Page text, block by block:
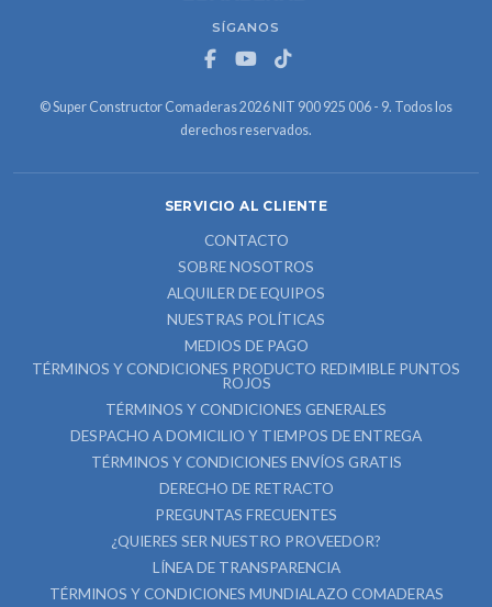
SÍGANOS
© Super Constructor Comaderas 2026 NIT 900 925 006 - 9. Todos los
derechos reservados.
SERVICIO AL CLIENTE
CONTACTO
SOBRE NOSOTROS
ALQUILER DE EQUIPOS
NUESTRAS POLÍTICAS
MEDIOS DE PAGO
TÉRMINOS Y CONDICIONES PRODUCTO REDIMIBLE PUNTOS
ROJOS
TÉRMINOS Y CONDICIONES GENERALES
DESPACHO A DOMICILIO Y TIEMPOS DE ENTREGA
TÉRMINOS Y CONDICIONES ENVÍOS GRATIS
DERECHO DE RETRACTO
PREGUNTAS FRECUENTES
¿QUIERES SER NUESTRO PROVEEDOR?
LÍNEA DE TRANSPARENCIA
TÉRMINOS Y CONDICIONES MUNDIALAZO COMADERAS